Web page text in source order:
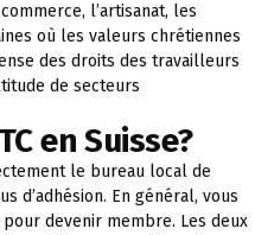
l’artisanat, les
où les valeurs chrétiennes
des droits des travailleurs
de secteurs
en Suisse?
le bureau local de
d’adhésion. En général, vous
devenir membre. Les deux